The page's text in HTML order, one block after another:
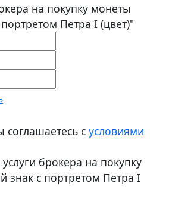
на покупку монеты
Петра I (цвет)"
с условиями
брокера на покупку
знак с портретом Петра I